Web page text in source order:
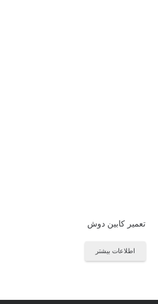
تعمیر کابین دوش
اطلاعات بیشتر